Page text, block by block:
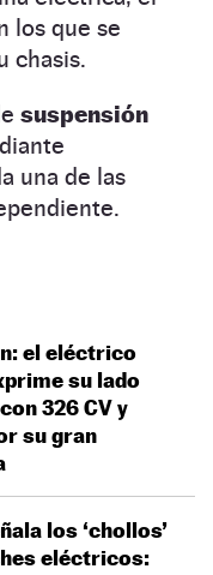
los que se
chasis.
suspensión
una de las
el eléctrico
su lado
326 CV y
su gran
los ‘chollos’
eléctricos: